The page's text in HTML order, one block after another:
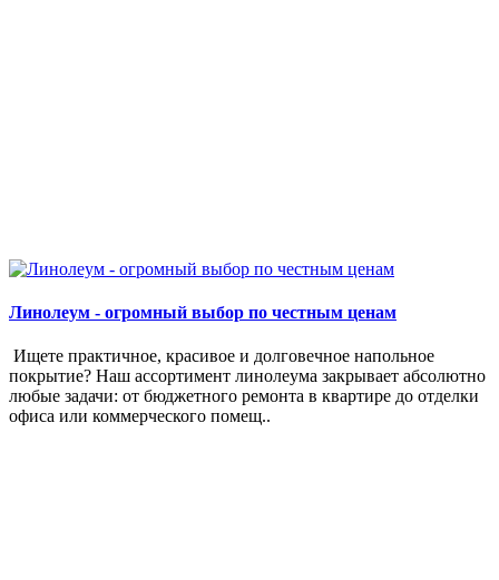
Линолеум - огромный выбор по честным ценам
Ищете практичное, красивое и долговечное напольное
покрытие? Наш ассортимент линолеума закрывает абсолютно
любые задачи: от бюджетного ремонта в квартире до отделки
офиса или коммерческого помещ..